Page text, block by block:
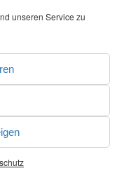
unseren Service zu